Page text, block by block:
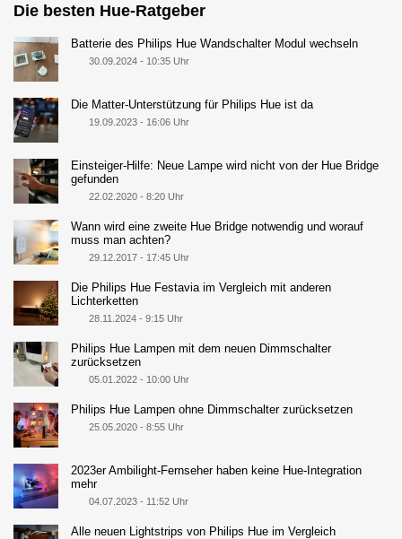
Die besten Hue-Ratgeber
Batterie des Philips Hue Wandschalter Modul wechseln
30.09.2024 - 10:35 Uhr
Die Matter-Unterstützung für Philips Hue ist da
19.09.2023 - 16:06 Uhr
Einsteiger-Hilfe: Neue Lampe wird nicht von der Hue Bridge
gefunden
22.02.2020 - 8:20 Uhr
Wann wird eine zweite Hue Bridge notwendig und worauf
muss man achten?
29.12.2017 - 17:45 Uhr
Die Philips Hue Festavia im Vergleich mit anderen
Lichterketten
28.11.2024 - 9:15 Uhr
Philips Hue Lampen mit dem neuen Dimmschalter
zurücksetzen
05.01.2022 - 10:00 Uhr
Philips Hue Lampen ohne Dimmschalter zurücksetzen
25.05.2020 - 8:55 Uhr
2023er Ambilight-Fernseher haben keine Hue-Integration
mehr
04.07.2023 - 11:52 Uhr
Alle neuen Lightstrips von Philips Hue im Vergleich